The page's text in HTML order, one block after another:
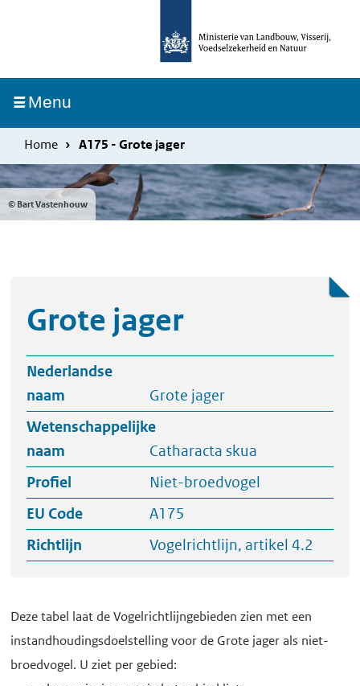
inhoud
gaan
MenuIngeklapt
Home A175 - Grote jager
© Bart Vastenhouw
Grote jager
Nederlandse
naam
Grote jager
Wetenschappelijke
naam
Catharacta skua
Profiel
Niet-broedvogel
EU Code
A175
Richtlijn
Vogelrichtlijn, artikel 4.2
Deze tabel laat de Vogelrichtlijngebieden zien met een
instandhoudingsdoelstelling voor de Grote jager als niet-
broedvogel. U ziet per gebied: